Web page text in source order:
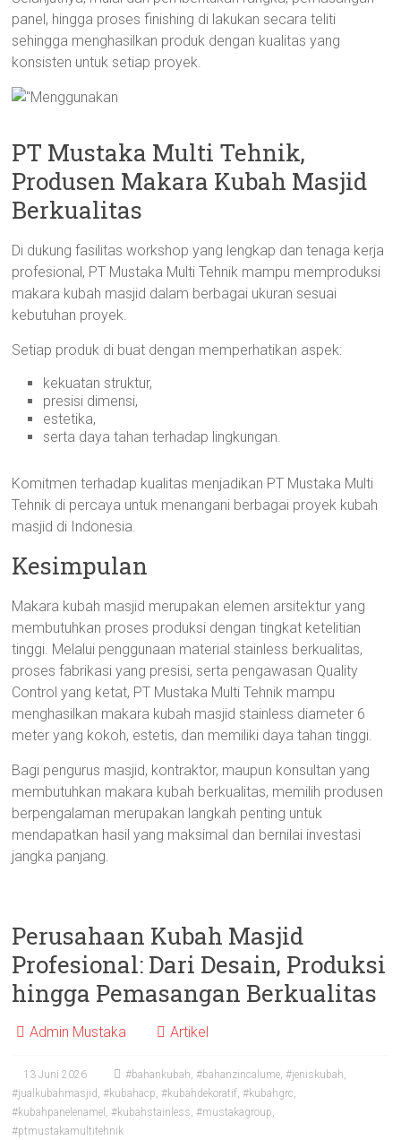
panel, hingga proses finishing di lakukan secara teliti
sehingga menghasilkan produk dengan kualitas yang
konsisten untuk setiap proyek.
PT Mustaka Multi Tehnik,
Produsen Makara Kubah Masjid
Berkualitas
Di dukung fasilitas workshop yang lengkap dan tenaga kerja
profesional, PT Mustaka Multi Tehnik mampu memproduksi
makara kubah masjid dalam berbagai ukuran sesuai
kebutuhan proyek.
Setiap produk di buat dengan memperhatikan aspek:
kekuatan struktur,
presisi dimensi,
estetika,
serta daya tahan terhadap lingkungan.
Komitmen terhadap kualitas menjadikan PT Mustaka Multi
Tehnik di percaya untuk menangani berbagai proyek kubah
masjid di Indonesia.
Kesimpulan
Makara kubah masjid merupakan elemen arsitektur yang
membutuhkan proses produksi dengan tingkat ketelitian
tinggi. Melalui penggunaan material stainless berkualitas,
proses fabrikasi yang presisi, serta pengawasan Quality
Control yang ketat, PT Mustaka Multi Tehnik mampu
menghasilkan makara kubah masjid stainless diameter 6
meter yang kokoh, estetis, dan memiliki daya tahan tinggi.
Bagi pengurus masjid, kontraktor, maupun konsultan yang
membutuhkan makara kubah berkualitas, memilih produsen
berpengalaman merupakan langkah penting untuk
mendapatkan hasil yang maksimal dan bernilai investasi
jangka panjang.
Perusahaan Kubah Masjid
Profesional: Dari Desain, Produksi
hingga Pemasangan Berkualitas
Admin Mustaka Artikel
13 Juni 2026 #bahankubah,#bahanzincalume,#jeniskubah,
#jualkubahmasjid ,#kubahacp,#kubahdekoratif,#kubahgrc,
#kubahpanelenamel ,#kubahstainless,#mustakagroup,
#ptmustakamultitehnik